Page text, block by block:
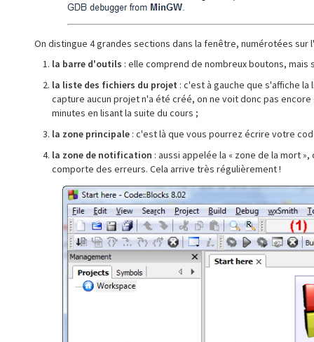
On distingue 4 grandes sections dans la fenêtre, numérotées sur
la barre d'outils : elle comprend de nombreux boutons,
la liste des fichiers du projet : c'est à gauche que s'affiche
capture aucun projet n'a été créé, on ne voit donc pas
minutes en lisant la suite du cours ;
la zone principale : c'est là que vous pourrez écrire votre
la zone de notification : aussi appelée la « zone de la mort
comporte des erreurs. Cela arrive très régulièrement !